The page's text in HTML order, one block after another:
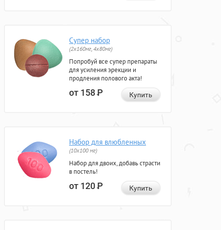
Супер набор
(2х160мг, 4х80мг)
Попробуй все супер препараты
для усиления эрекции и
продления полового акта!
от 158Р Купить
Набор для влюбленных
(10х100 мг)
Набор для двоих, добавь страсти
в постель!
от 120Р Купить